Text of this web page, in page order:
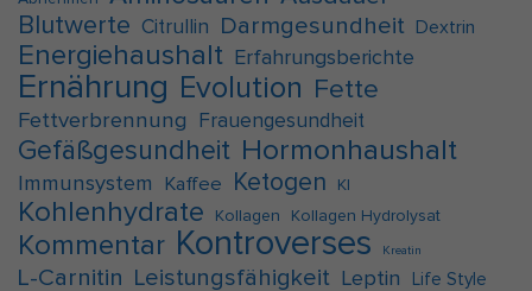
Blutwerte
Citrullin Darmgesundheit Dextrin
Energiehaushalt Erfahrungsberichte
Ernährung Evolution Fette
Fettverbrennung Frauengesundheit
Gefäßgesundheit Hormonhaushalt
Immunsystem Kaffee Ketogen KI
Kohlenhydrate Kollagen Kollagen Hydrolysat
Kommentar Kontroverses Kreatin
L-Carnitin Leistungsfähigkeit Leptin Life Style